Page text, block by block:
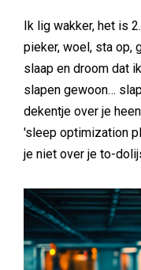
Ik lig wakker, het is
pieker, woel, sta op,
slaap en droom dat
slapen gewoon…
dekentje over je
'sleep optimization
je niet over je to-